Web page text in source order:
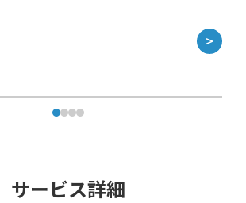
＞
サービス詳細